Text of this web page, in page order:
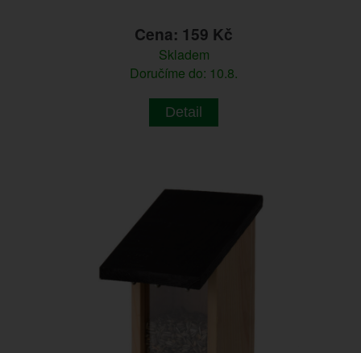
Cena: 159 Kč
Skladem
Doručíme do: 10.8.
Detail